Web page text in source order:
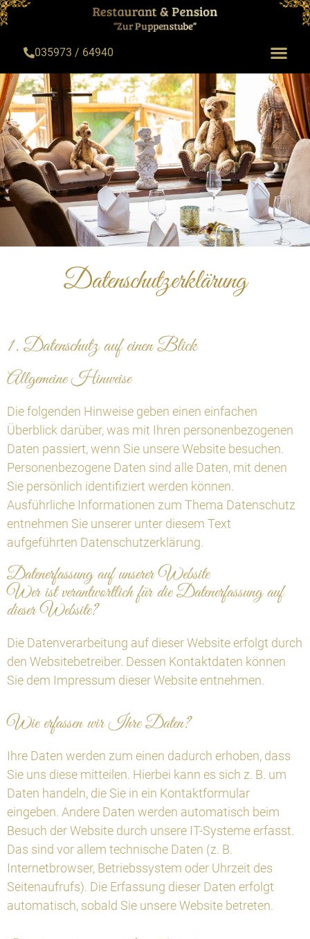
035973 / 64940
Datenschutzerklärung
1. Datenschutz auf einen Blick
Allgemeine Hinweise
Die folgenden Hinweise geben einen einfachen
Überblick darüber, was mit Ihren personenbezogenen
Daten passiert, wenn Sie unsere Website besuchen.
Personenbezogene Daten sind alle Daten, mit denen
Sie persönlich identifiziert werden können.
Ausführliche Informationen zum Thema Datenschutz
entnehmen Sie unserer unter diesem Text
aufgeführten Datenschutzerklärung.
Datenerfassung auf unserer Website
Wer ist verantwortlich für die Datenerfassung auf
dieser Website?
Die Datenverarbeitung auf dieser Website erfolgt durch
den Websitebetreiber. Dessen Kontaktdaten können
Sie dem Impressum dieser Website entnehmen.
Wie erfassen wir Ihre Daten?
Ihre Daten werden zum einen dadurch erhoben, dass
Sie uns diese mitteilen. Hierbei kann es sich z. B. um
Daten handeln, die Sie in ein Kontaktformular
eingeben. Andere Daten werden automatisch beim
Besuch der Website durch unsere IT-Systeme erfasst.
Das sind vor allem technische Daten (z. B.
Internetbrowser, Betriebssystem oder Uhrzeit des
Seitenaufrufs). Die Erfassung dieser Daten erfolgt
automatisch, sobald Sie unsere Website betreten.